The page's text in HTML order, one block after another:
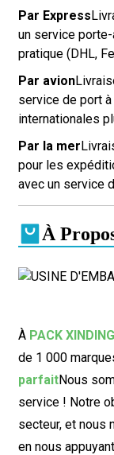
Par Express
un service
pratique (DHL,
Par avion
service de port
internationales
Par la mer
pour les
avec un service
À
À PACK
de 1 000
parfaitNous
service ! Notre
secteur, et nous
en nous